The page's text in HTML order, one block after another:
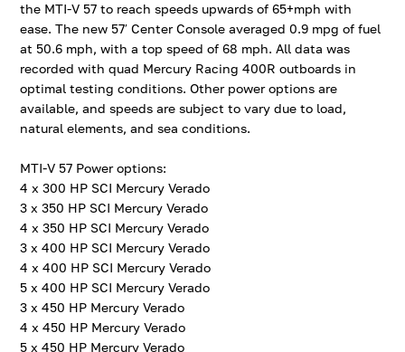
the MTI-V 57 to reach speeds upwards of 65+mph with
ease. The new 57′ Center Console averaged 0.9 mpg of fuel
at 50.6 mph, with a top speed of 68 mph. All data was
recorded with quad Mercury Racing 400R outboards in
optimal testing conditions. Other power options are
available, and speeds are subject to vary due to load,
natural elements, and sea conditions.
MTI-V 57 Power options:
4 x 300 HP SCI Mercury Verado
3 x 350 HP SCI Mercury Verado
4 x 350 HP SCI Mercury Verado
3 x 400 HP SCI Mercury Verado
4 x 400 HP SCI Mercury Verado
5 x 400 HP SCI Mercury Verado
3 x 450 HP Mercury Verado
4 x 450 HP Mercury Verado
5 x 450 HP Mercury Verado